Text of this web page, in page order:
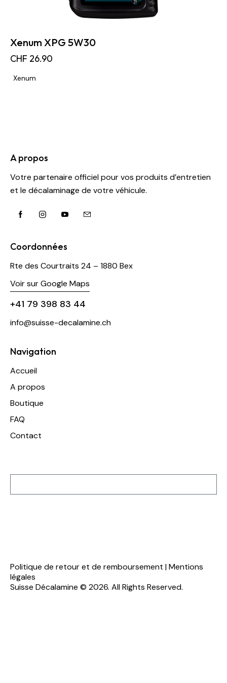
Xenum XPG 5W30
CHF 26.90
Xenum
A propos
Votre partenaire officiel pour vos produits d’entretien
et le décalaminage de votre véhicule.
Coordonnées
Rte des Courtraits 24 – 1880 Bex
Voir sur Google Maps
+41 79 398 83 44
info@suisse-decalamine.ch
Navigation
Accueil
A propos
Boutique
FAQ
Contact
Politique de retour et de remboursement |Mentions
légales
Suisse Décalamine © 2026. All Rights Reserved.